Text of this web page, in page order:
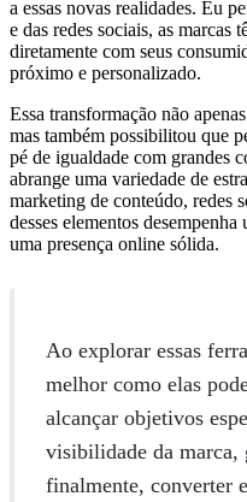
a essas novas realidades. Eu
e das redes sociais, as marcas
diretamente com seus
próximo e personalizado.
Essa transformação não
mas também possibilitou que
pé de igualdade com grandes
abrange uma variedade de
marketing de conteúdo, redes
desses elementos
uma presença online sólida.
Ao explorar essas
melhor como elas
alcançar objetivos
visibilidade da marca,
finalmente, converter